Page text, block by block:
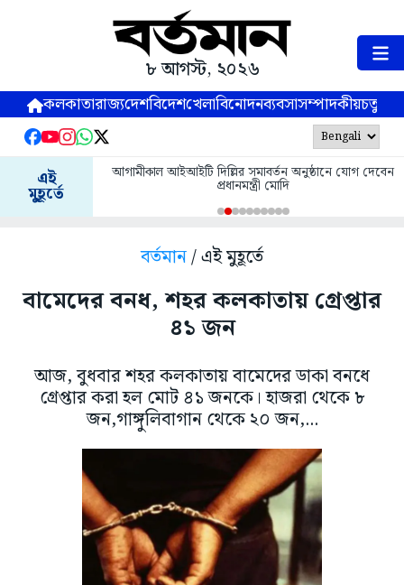
৮ আগস্ট, ২০২৬
কলকাতারাজ্যদেশবিদেশখেলাবিনোদনব্যবসাসম্পাদকীয়
এই
মুহূর্তে
আগামীকাল আইআইটি দিল্লির সমাবর্তন অনুষ্ঠানে যোগ দেবেন
প্রধানমন্ত্রী মোদি
বর্তমান/ এই মুহূর্তে
বামেদের বনধ, শহর কলকাতায় গ্রেপ্তার
৪১ জন
আজ, বুধবার শহর কলকাতায় বামেদের ডাকা বনধে
গ্রেপ্তার করা হল মোট ৪১ জনকে। হাজরা থেকে ৮
জন,গাঙ্গুলিবাগান থেকে ২০ জন,...